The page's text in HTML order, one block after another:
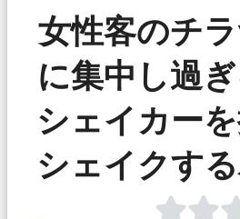
女性客のチ
に集中し過
シェイカー
シェイクす